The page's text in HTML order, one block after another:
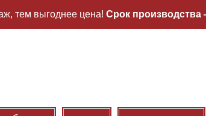
тем выгоднее цена! Срок производства